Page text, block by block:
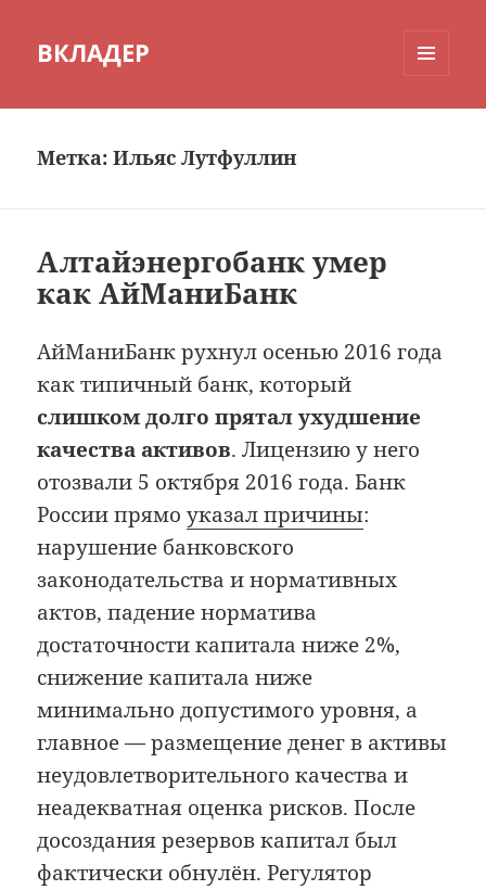
ВКЛАДЕР
Метка:Ильяс Лутфуллин
Алтайэнергобанк умер
как АйМаниБанк
АйМаниБанк рухнул осенью 2016 года
как типичный банк, который
слишком долго прятал ухудшение
качества активов. Лицензию у него
отозвали 5 октября 2016 года. Банк
России прямоуказал причины:
нарушение банковского
законодательства и нормативных
актов, падение норматива
достаточности капитала ниже 2%,
снижение капитала ниже
минимально допустимого уровня, а
главное — размещение денег в активы
неудовлетворительного качества и
неадекватная оценка рисков. После
досоздания резервов капитал был
фактически обнулён. Регулятор